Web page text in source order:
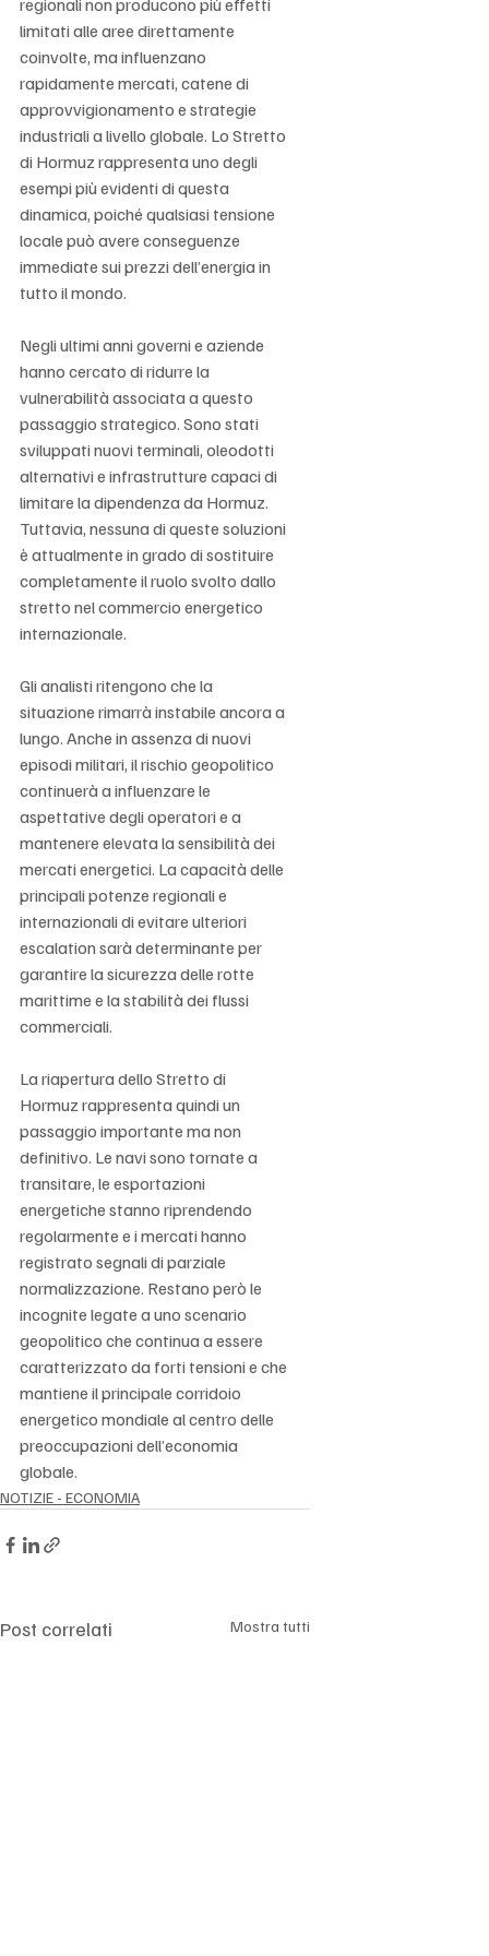
limitati alle aree direttamente
coinvolte, ma influenzano
rapidamente mercati, catene di
approvvigionamento e strategie
industriali a livello globale. Lo Stretto
di Hormuz rappresenta uno degli
esempi più evidenti di questa
dinamica, poiché qualsiasi tensione
locale può avere conseguenze
immediate sui prezzi dell’energia in
tutto il mondo.
Negli ultimi anni governi e aziende
hanno cercato di ridurre la
vulnerabilità associata a questo
passaggio strategico. Sono stati
sviluppati nuovi terminali, oleodotti
alternativi e infrastrutture capaci di
limitare la dipendenza da Hormuz.
Tuttavia, nessuna di queste soluzioni
è attualmente in grado di sostituire
completamente il ruolo svolto dallo
stretto nel commercio energetico
internazionale.
Gli analisti ritengono che la
situazione rimarrà instabile ancora a
lungo. Anche in assenza di nuovi
episodi militari, il rischio geopolitico
continuerà a influenzare le
aspettative degli operatori e a
mantenere elevata la sensibilità dei
mercati energetici. La capacità delle
principali potenze regionali e
internazionali di evitare ulteriori
escalation sarà determinante per
garantire la sicurezza delle rotte
marittime e la stabilità dei flussi
commerciali.
La riapertura dello Stretto di
Hormuz rappresenta quindi un
passaggio importante ma non
definitivo. Le navi sono tornate a
transitare, le esportazioni
energetiche stanno riprendendo
regolarmente e i mercati hanno
registrato segnali di parziale
normalizzazione. Restano però le
incognite legate a uno scenario
geopolitico che continua a essere
caratterizzato da forti tensioni e che
mantiene il principale corridoio
energetico mondiale al centro delle
preoccupazioni dell’economia
globale.
NOTIZIE - ECONOMIA
Post correlati Mostra tutti